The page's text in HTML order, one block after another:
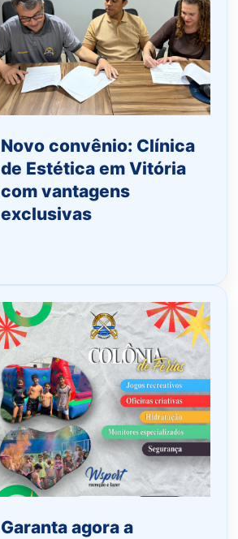
Novo convênio: Clínica
de Estética em Vitória
com vantagens
exclusivas
Garanta agora a